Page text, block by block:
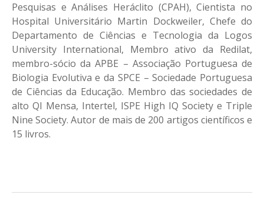
Pesquisas e Análises Heráclito (CPAH), Cientista no
Hospital Universitário Martin Dockweiler, Chefe do
Departamento de Ciências e Tecnologia da Logos
University International, Membro ativo da Redilat,
membro-sócio da APBE – Associação Portuguesa de
Biologia Evolutiva e da SPCE – Sociedade Portuguesa
de Ciências da Educação. Membro das sociedades de
alto QI Mensa, Intertel, ISPE High IQ Society e Triple
Nine Society. Autor de mais de 200 artigos científicos e
15 livros.